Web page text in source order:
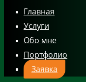
Главная
Услуги
Обо мне
Портфолио
Заявка